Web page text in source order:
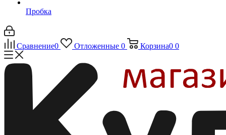
Пробка
Сравнение0 Отложенные 0 Корзина0 0